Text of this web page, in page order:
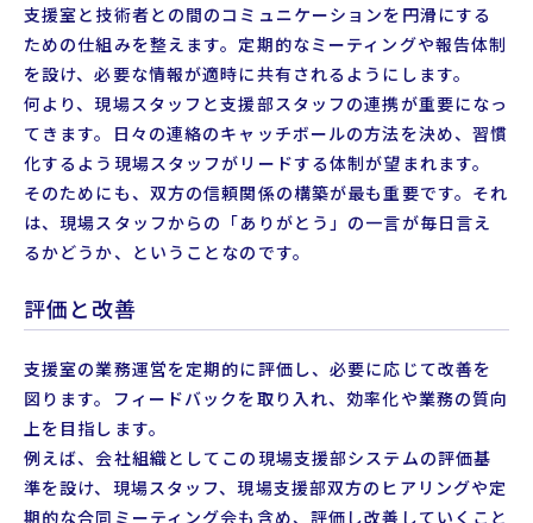
支援室と技術者との間のコミュニケーションを円滑にする
ための仕組みを整えます。定期的なミーティングや報告体制
を設け、必要な情報が適時に共有されるようにします。
何より、現場スタッフと支援部スタッフの連携が重要になっ
てきます。日々の連絡のキャッチボールの方法を決め、習慣
化するよう現場スタッフがリードする体制が望まれます。
そのためにも、双方の信頼関係の構築が最も重要です。それ
は、現場スタッフからの「ありがとう」の一言が毎日言え
るかどうか、ということなのです。
評価と改善
支援室の業務運営を定期的に評価し、必要に応じて改善を
図ります。フィードバックを取り入れ、効率化や業務の質向
上を目指します。
例えば、会社組織としてこの現場支援部システムの評価基
準を設け、現場スタッフ、現場支援部双方のヒアリングや定
期的な合同ミーティング会も含め、評価し改善していくこと